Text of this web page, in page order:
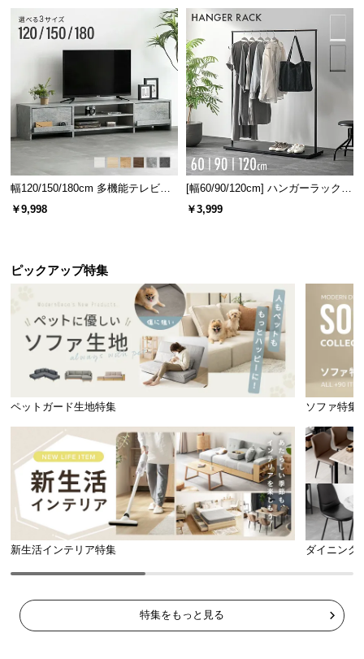
幅120/150/180cm 多機能テレビボ
ード 木目/石目調 オープン収納・
￥9,998
[幅60/90/120cm] ハンガーラック
スチール 4段階高さ調節 サイドフ
￥3,999
ピックアップ特集
ペットガード生地特集 ソファ特集
新生活インテリア特集 ダイニング
特集をもっと見る